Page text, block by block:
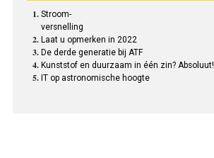
Stroom-
versnelling
Laat u opmerken in 2022
De derde generatie bij ATF
Kunststof en duurzaam in één zin? Absoluut!
IT op astronomische hoogte